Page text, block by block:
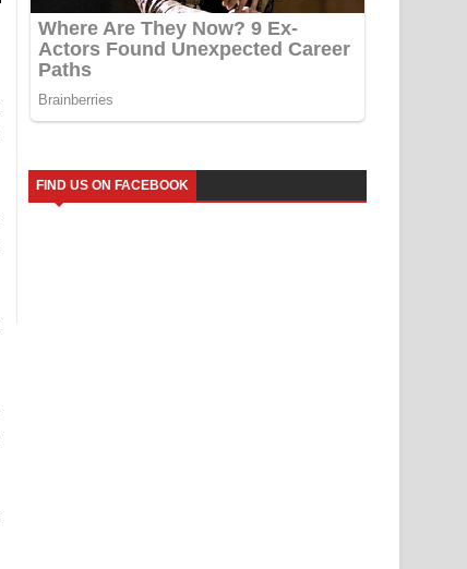
FIND US ON FACEBOOK